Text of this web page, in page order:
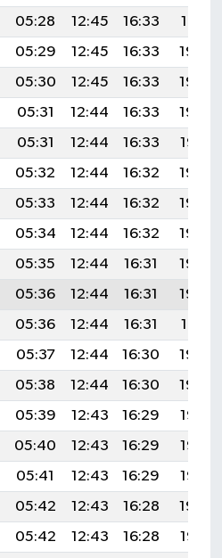
05:28 12:45 16:33
19:51
05:29 12:45 16:33
19:50
05:30 12:45 16:33
19:49
05:31 12:44 16:33
19:48
05:31 12:44 16:33
19:47
05:32 12:44 16:32
19:46
05:33 12:44 16:32
19:45
05:34 12:44 16:32
19:44
05:35 12:44 16:31
19:43
05:36 12:44 16:31
19:42
05:36 12:44 16:31
19:41
05:37 12:44 16:30
19:40
05:38 12:44 16:30
19:39
05:39 12:43 16:29
19:38
05:40 12:43 16:29
19:37
05:41 12:43 16:29
19:35
05:42 12:43 16:28
19:34
05:42 12:43 16:28
19:33